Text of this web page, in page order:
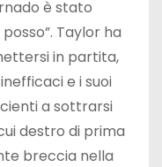
è stato
Taylor ha
in partita,
e i suoi
a sottrarsi
destro di prima
breccia nella